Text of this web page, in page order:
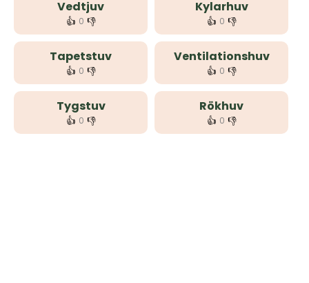
Vedtjuv
👍 0 👎
Kylarhuv
👍 0 👎
Tapetstuv
👍 0 👎
Ventilationshuv
👍 0 👎
Tygstuv
👍 0 👎
Rökhuv
👍 0 👎